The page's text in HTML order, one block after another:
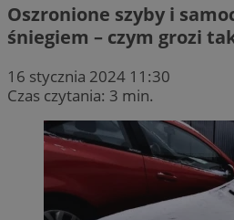
Oszronione szyby i
śniegiem – czym grozi
16 stycznia 2024 11:30
Czas czytania: 3 min.